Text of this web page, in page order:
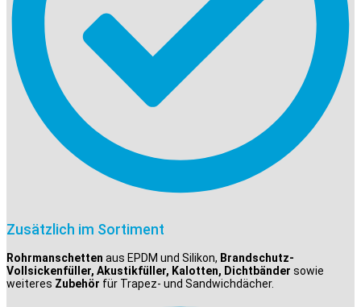
Zusätzlich im Sortiment
Rohrmanschetten aus EPDM und Silikon, Brandschutz-
Vollsickenfüller, Akustikfüller, Kalotten, Dichtbänder sowie
weiteres Zubehör für Trapez- und Sandwichdächer.